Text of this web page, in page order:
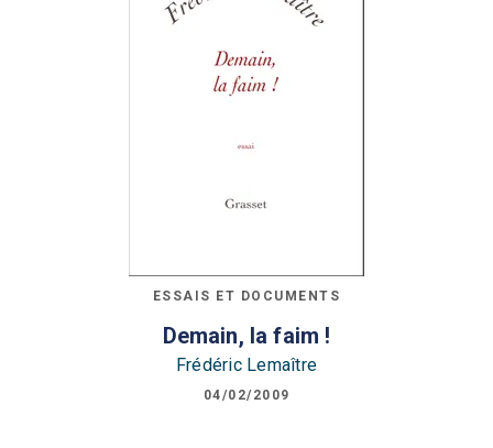
ESSAIS ET DOCUMENTS
Demain, la faim !
Frédéric Lemaître
04/02/2009